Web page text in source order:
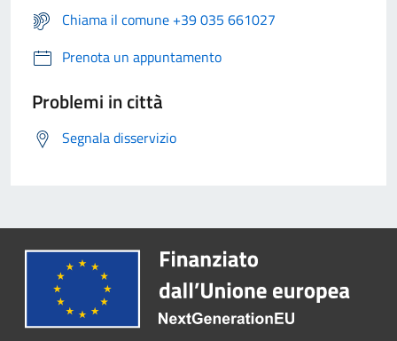
Chiama il comune +39 035 661027
Prenota un appuntamento
Problemi in città
Segnala disservizio